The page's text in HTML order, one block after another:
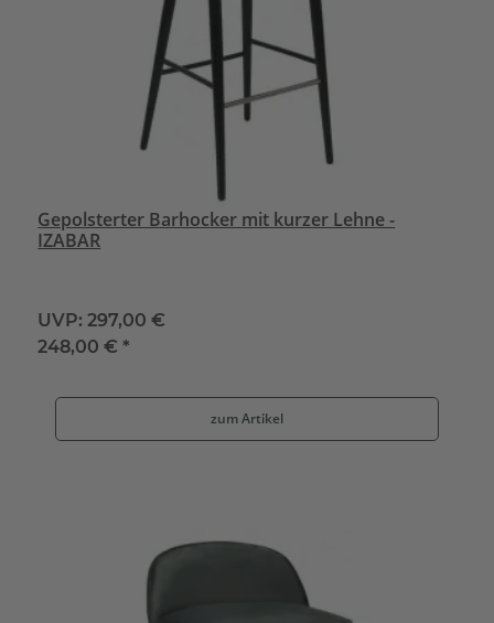
Gepolsterter Barhocker mit kurzer Lehne -
IZABAR
UVP: 297,00 €
248,00 €*
zum Artikel